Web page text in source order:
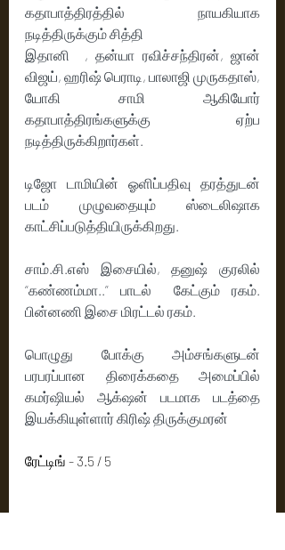
கதாபாத்திரத்தில் நாயகியாக
நடித்திருக்கும் சித்தி
இதானி  , தன்யா ரவிச்சந்திரன், ஜான்
விஜய், ஹரிஷ் பெராடி, பாலாஜி முருகதாஸ்,
யோகி சாமி ஆகியோர்
கதாபாத்திரங்களுக்கு ஏற்ப
நடித்திருக்கிறார்கள்.
டிஜோ டாமியின் ஓளிப்பதிவு தரத்துடன்
படம் முழுவதையும் ஸ்டைலிஷாக
காட்சிப்படுத்தியிருக்கிறது.
சாம்.சி.எஸ் இசையில், தனுஷ் குரலில்
“கண்ணம்மா..” பாடல்  கேட்கும் ரகம்.
பின்னணி இசை மிரட்டல் ரகம்.
பொழுது போக்கு அம்சங்களுடன்
பரபரப்பான திரைக்கதை அமைப்பில்
கமர்ஷியல் ஆக்‌ஷன் படமாக படத்தை
இயக்கியுள்ளார் கிரிஷ் திருக்குமரன்
ரேட்டிங் - 3.5 / 5